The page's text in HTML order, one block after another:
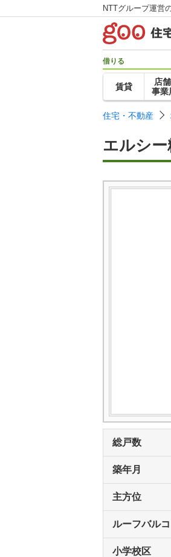
NTTグループ運営
借りる
賃貸
店
事業
住宅・不動産
エルシ
総戸数
築年月
主方位
ルーフバル
小学校区